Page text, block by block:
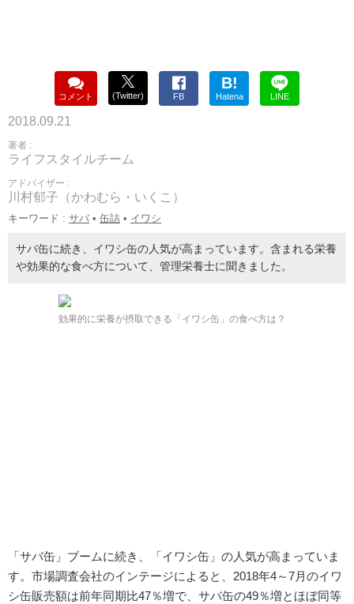
コメント (Twitter) FB
B!
Hatena LINE
2018.09.21
著者 :
ライフスタイルチーム
アドバイザー :
川村郁子（かわむら・いくこ）
キーワード : サバ • 缶詰 • イワシ
サバ缶に続き、イワシ缶の人気が高まっています。含まれる栄養
や効果的な食べ方について、管理栄養士に聞きました。
効果的に栄養が摂取できる「イワシ缶」の食べ方は？
「サバ缶」ブームに続き、「イワシ缶」の人気が高まっていま
す。市場調査会社のインテージによると、2018年4～7月のイワ
シ缶販売額は前年同期比47％増で、サバ缶の49％増とほぼ同等